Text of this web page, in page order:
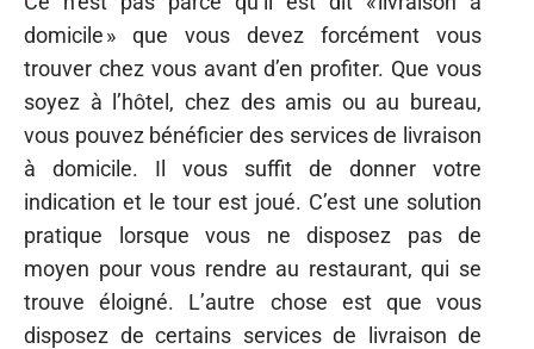
domicile » que vous devez forcément vous
trouver chez vous avant d’en profiter. Que vous
soyez à l’hôtel, chez des amis ou au bureau,
vous pouvez bénéficier des services de livraison
à domicile. Il vous suffit de donner votre
indication et le tour est joué. C’est une solution
pratique lorsque vous ne disposez pas de
moyen pour vous rendre au restaurant, qui se
trouve éloigné. L’autre chose est que vous
disposez de certains services de livraison de